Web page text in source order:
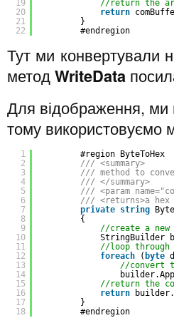
19
20
21
22
//return the
return
}
#endregion
Тут ми конвертували
методWriteData
Для відображення, ми
тому використовуємо
1
2
3
4
5
6
7
8
9
10
11
12
13
14
15
16
17
18
#region ByteToHex
/// <summary>
/// method to
/// </summary>
/// <param
/// <returns>a
private string
{
//create a
StringBuilder
//loop through
foreach
( byte
//convert
//return the
return
}
#endregion